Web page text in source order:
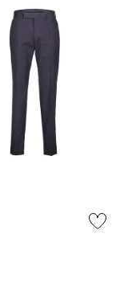
Zegna | Herren Chinohose